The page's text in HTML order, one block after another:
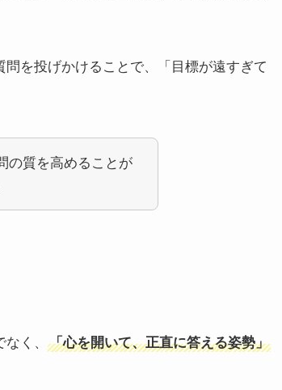
を投げかけることで、「目標が遠すぎて
の質を高めることが
く、
「心を開いて、正直に答える姿勢」